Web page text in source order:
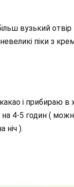
вузький
піки з
і прибираю в
на 4-5 годин (
ніч ).